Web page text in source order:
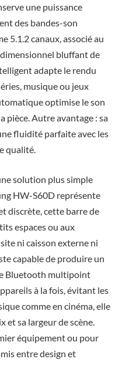
une puissance
des bandes-son
5.1.2 canaux, associé au
bluffant de
adapte le rendu
musique ou jeux
optimise le son
pièce. Autre avantage : sa
fluidité parfaite avec les
qualité.
solution plus simple
HW-S60D représente
discrète, cette barre de
espaces ou aux
ni caisson externe ni
capable de produire un
Bluetooth multipoint
à la fois, évitant les
comme en cinéma, elle
et sa largeur de scène.
équipement ou pour
entre design et